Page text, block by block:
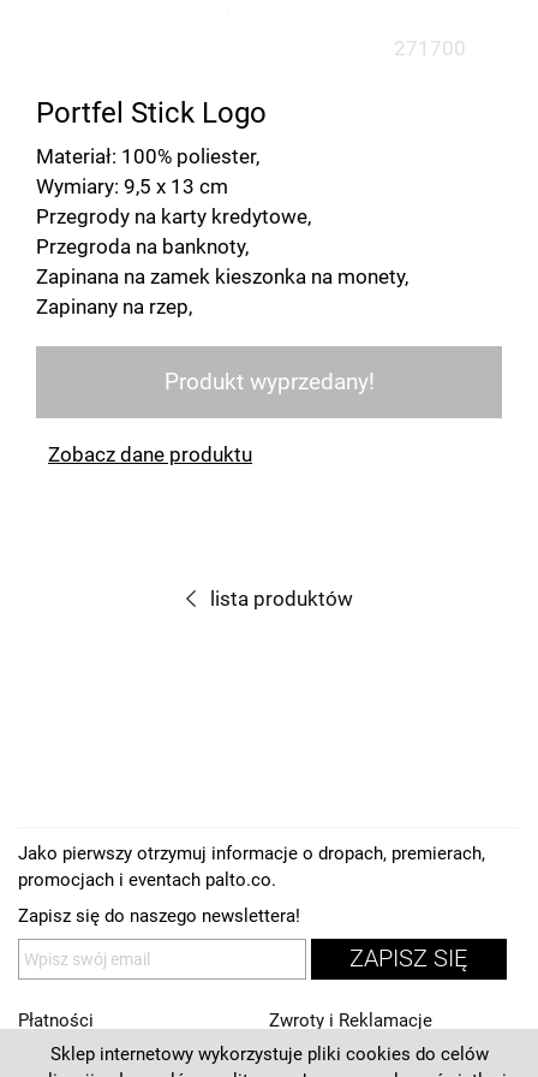
Sklep internetowy wykorzystuje pliki cookies do celów
Portfel Stick Logo
271700
Materiał: 100% poliester,
Wymiary: 9,5 x 13 cm
Przegrody na karty kredytowe,
Przegroda na banknoty,
Zapinana na zamek kieszonka na monety,
Zapinany na rzep,
Produkt wyprzedany!
Zobacz dane produktu
lista produktów
Jako pierwszy otrzymuj informacje o dropach, premierach,
promocjach i eventach palto.co.
Zapisz się do naszego newslettera!
ZAPISZ SIĘ
Płatności
Regulamin
Zwroty i Reklamacje
Kontakt